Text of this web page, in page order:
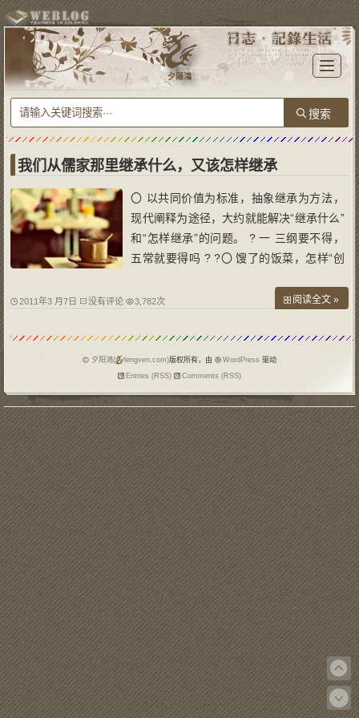
T
o
l
e
n
i
n
夕陽鴻
我们从儒家那里继承什么，又该怎样继承
〇 以共同价值为标准，抽象继承为方法，
现代阐释为途径，大约就能解决“继承什么”
和“怎样继承”的问题。 ? 一 三纲要不得，
五常就要得吗 ? ?〇 馊了的饭菜，怎样“创
末》刊登的《究竟怎样对待中国传统文
袁伟时两位老先生，温文尔雅坐而论道，心
平气
2011年3 月7日 没有评论 3,782次 阅读全文 »
夕阳鴻( lengven.com)版权所有，由 WordPress 驱动
Entries (RSS)
Comments (RSS)